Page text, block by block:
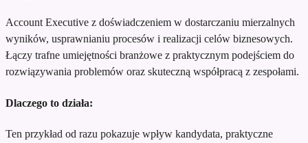
Account Executive z doświadczeniem w dostarczaniu mierzalnych
wyników, usprawnianiu procesów i realizacji celów biznesowych.
Łączy trafne umiejętności branżowe z praktycznym podejściem do
rozwiązywania problemów oraz skuteczną współpracą z zespołami.
Dlaczego to działa:
Ten przykład od razu pokazuje wpływ kandydata, praktyczne